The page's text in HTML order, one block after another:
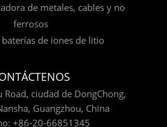
de metales, cables y no
ferrosos
de iones de litio
Road, ciudad de DongChong,
Guangzhou, China
+86-20-66851345